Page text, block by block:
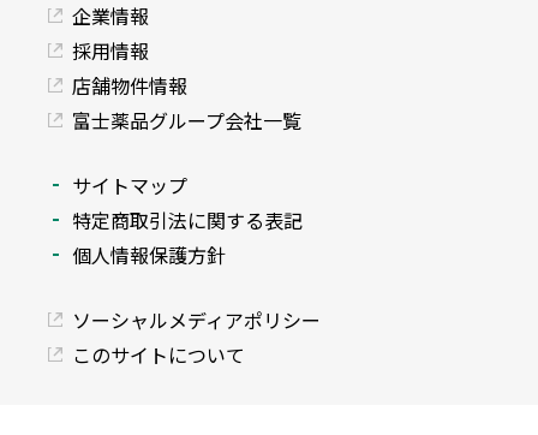
企業情報
採用情報
店舗物件情報
富士薬品グループ会社一覧
サイトマップ
特定商取引法に関する表記
個人情報保護方針
ソーシャルメディアポリシー
このサイトについて